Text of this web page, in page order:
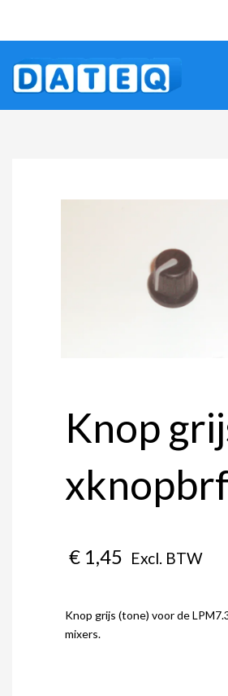
Knop
xknopbrf
€ 1,45 Excl. BTW
Knop grijs (tone) voor de
mixers.